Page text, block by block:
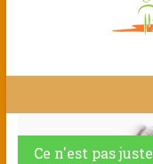
Ce n'est pas